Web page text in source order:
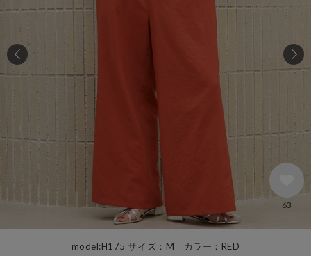
model:H175 サイズ：M カラー：RED
63